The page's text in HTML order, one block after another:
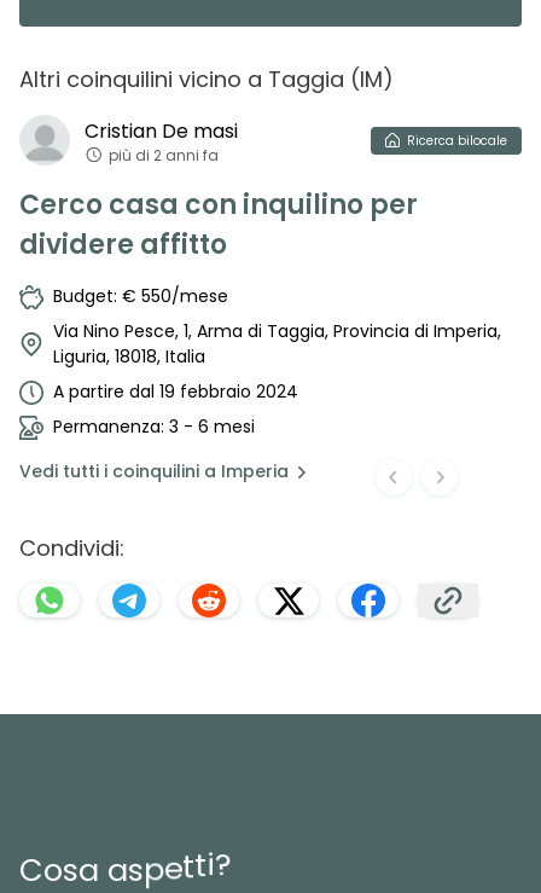
Altri coinquilini vicino a Taggia (IM)
Cristian De masi
più di 2 anni fa
Ricerca bilocale
Cerco casa con inquilino per
dividere affitto
Budget: € 550/mese
Via Nino Pesce, 1, Arma di Taggia, Provincia di Imperia,
Liguria, 18018, Italia
A partire dal 19 febbraio 2024
Permanenza: 3 - 6 mesi
Vedi tutti i coinquilini a Imperia
Condividi:
Cosa aspetti?